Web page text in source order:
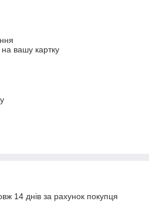
вашу картку
14 днів за рахунок покупця